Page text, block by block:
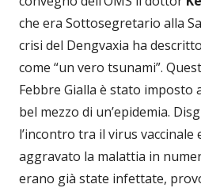
che era Sottosegretario alla
crisi del Dengvaxia ha
come “un vero tsunami”.
Febbre Gialla è stato imposto
bel mezzo di un’epidemia.
l’incontro tra il virus vaccinale
aggravato la malattia in
erano già state infettate,